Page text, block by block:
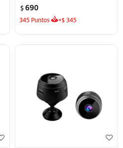
$690
345 Puntos +$ 345